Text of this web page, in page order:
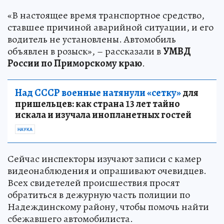
«В настоящее время транспортное средство,
ставшее причиной аварийной ситуации, и его
водитель не установлены. Автомобиль
объявлен в розыск», – рассказали вУМВД
России по Приморскому краю.
Над СССР военные натянули «сетку»для
пришельцев: как страна 13 лет тайно
искала и изучала инопланетных гостей
НАУКА
Сейчас инспекторы изучают записи с камер
видеонаблюдения и опрашивают очевидцев.
Всех свидетелей происшествия просят
обратиться в дежурную часть полиции по
Надеждинскому району, чтобы помочь найти
сбежавшего автомобилиста.